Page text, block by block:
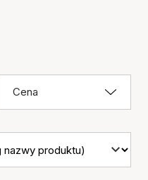
Cena